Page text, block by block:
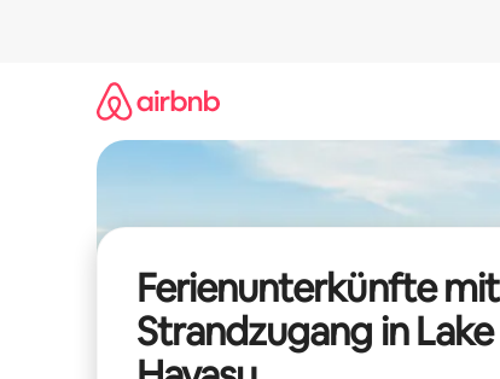
Ferienunterkünfte mit
Strandzugang in Lake